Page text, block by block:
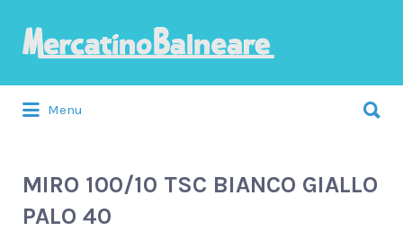
Menu
MIRO 100/10 TSC BIANCO GIALLO
PALO 40